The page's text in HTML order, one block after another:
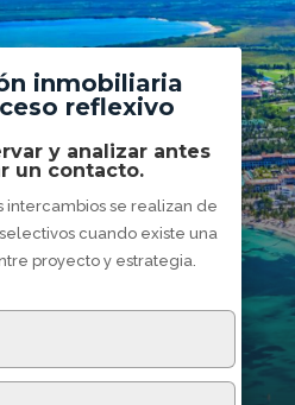
inmobiliaria
reflexivo
y analizar antes
un contacto.
intercambios se realizan de
cuando existe una
proyecto y estrategia.